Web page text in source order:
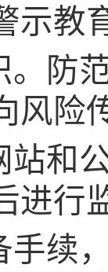
示教
。防
风险
站和
进行
手续